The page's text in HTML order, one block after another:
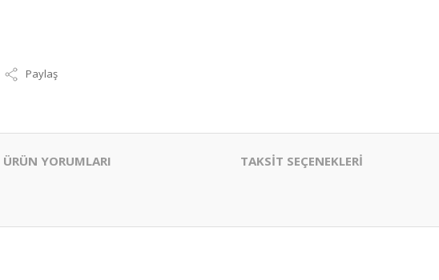
Paylaş
ÜRÜN YORUMLARI TAKSİT SEÇENEKLERİ